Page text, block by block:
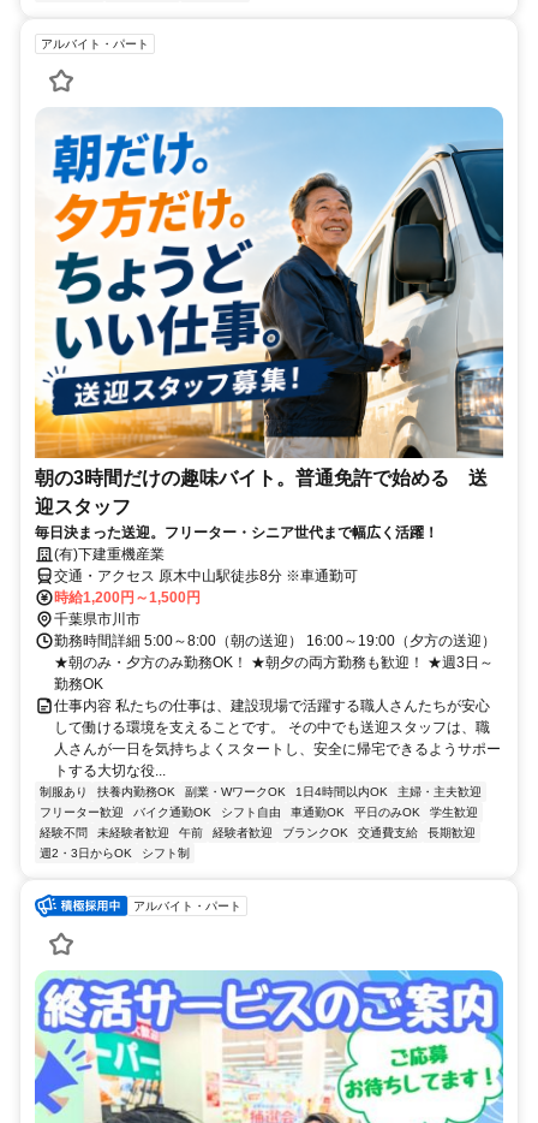
アルバイト・パート
朝の3時間だけの趣味バイト。普通免許で始める 送
迎スタッフ
毎日決まった送迎。フリーター・シニア世代まで幅広く活躍！
(有)下建重機産業
交通・アクセス 原木中山駅徒歩8分 ※車通勤可
時給1,200円～1,500円
千葉県市川市
勤務時間詳細 5:00～8:00（朝の送迎） 16:00～19:00（夕方の送迎）
★朝のみ・夕方のみ勤務OK！ ★朝夕の両方勤務も歓迎！ ★週3日～
勤務OK
仕事内容 私たちの仕事は、建設現場で活躍する職人さんたちが安心
して働ける環境を支えることです。 その中でも送迎スタッフは、職
人さんが一日を気持ちよくスタートし、安全に帰宅できるようサポー
トする大切な役...
制服あり 扶養内勤務OK 副業・WワークOK 1日4時間以内OK
主婦・主夫歓迎
フリーター歓迎
バイク通勤OK シフト自由 車通勤OK 平日のみOK
学生歓迎
経験不問
未経験者歓迎 午前 経験者歓迎 ブランクOK 交通費支給
長期歓迎
週2・3日からOK
シフト制
アルバイト・パート